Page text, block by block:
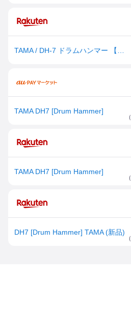
TAMA DH7 [Drum Hammer]
（
TAMA DH7 [Drum Hammer]
（
DH7 [Drum Hammer] TAMA (新品)
（